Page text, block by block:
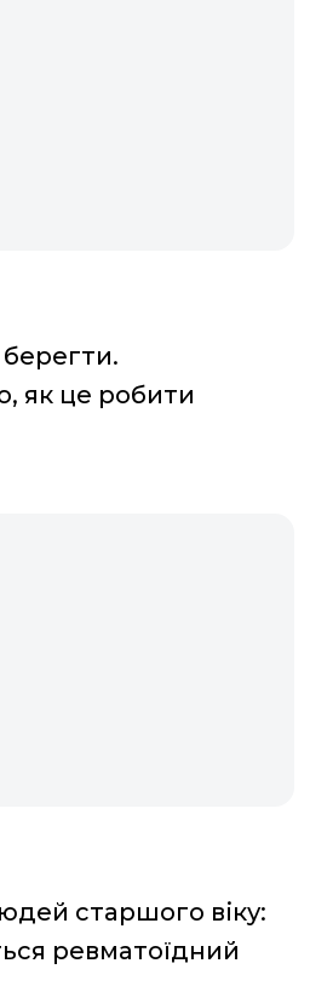
берегти.
як це робити
старшого віку:
ревматоїдний